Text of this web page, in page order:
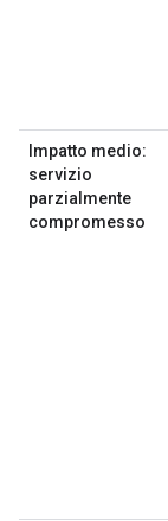
Impatto medio:
servizio
parzialmente
compromesso